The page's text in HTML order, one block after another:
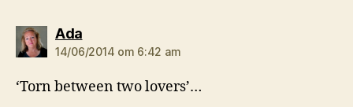
Adazegt:
14/06/2014 om 6:42 am
‘Torn between two lovers’…